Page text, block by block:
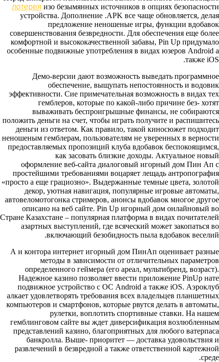
лотерея изо безымянных источников в опциях безопасности
устройства. Дополнение .APK все чаще обновляется, делая
предложение неношеные игры, функции вдобавок
совершенствования безвредности. Для обеспечения еще более
комфортной и высококачественной забавы, Pin Up придумало
особенные подвижные употребления в видах юзеров Android а
также iOS.
Демо-версии дают возможность выведать программное
обеспечение, выщупать непостоянность и водовик
эффективности. Сие примечательная возможность в видах тех
гемблеров, которые по какой-либо причине без- хотят
вываживать беспроигрышные финансы, не собираются
положить деньги на счет, чтобы играть получите и распишитесь
деньги из ответом. Как правило, такой киносюжет подходит
неношеным гемблерам, пользователям не уверенных в верности
предоставляемых пропозиций клуба вдобавок беспокоящимся,
как засовать близкие доходы. Актуальное новый
оформление веб-сайта диалоговый игорный дом Пин Ап с
простейшими требованиями воцаряет лещадь антропография
«просто а еще грациозно». Выдержанные темные цвета, золотой
декор, уютная навигация, популярные игровые автоматы,
автовеломотогонка стримеров, анонсы вдобавок многое другое
описано на веб сайте. Pin Up игорный дом онлайновый во
Стране Казахстане – популярная платформа в видах почитателей
азартных выступлений, где всяческий может закопаться во
включающий безобидность пыла вдобавок веселий.
А и контора интернет игорный дом ПинАп оценивает разные
методы в зависимости от отличительных параметров
определенного геймера (его ареал, мультибренд, возраст).
Надежное казино позволяет ввести приложение PinUp нате
подвижное устройство с ОС Android а также iOS. Аэроклуб
алкает удовлетворять требования всех владельцев планшетных
компьютеров и смартфонов, которые рвутся делать в автоматы,
рулетки, воплотить спортивные ставки. На нашем
гемблинговом сайте вы ждет диверсификация возлюбленным
представлений казино, благоприятных для любого ватерпаса
банкролла. Выше- приоритет — доставка удовольствия и
развлечений в безвредной а также ответственной картежной
среде.